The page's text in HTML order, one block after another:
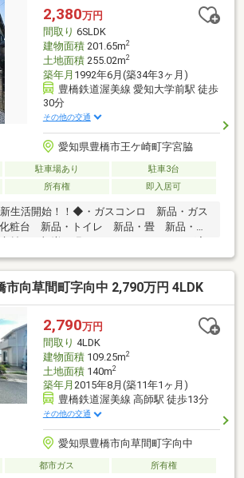
だけますよ。ぜひ一度、ご内見＆ご相談く
2,380万円
間取り 6SLDK
建物面積201.65m2
土地面積255.02m2
築年月 1992年6月(築34年3ヶ月)
豊橋鉄道渥美線 愛知大学前駅 徒歩
30分
その他の交通
愛知県豊橋市王ケ崎町字宮脇
駐車場あり
駐車3台
所有権 即入居可
生活開始！！◆・ガスコンロ 新品・ガス
粧台 新品・トイレ 新品・畳 新品・ク
材 一部増し張り・ハウスクリーニング実
歩約21分(約1660m)南陽中学校まで、徒歩
りは6SLDK。部屋数が豊富なので、二世帯
すめです。それぞれの個室もしっかり確
スペース、趣味部屋、収納としても活用で
イルに対応します。ご見学予約・ご相談な
わせください。
市向草間町字向中 2,790万円 4LDK
2,790万円
間取り 4LDK
建物面積109.25m2
土地面積140m2
築年月 2015年8月(築11年1ヶ月)
豊橋鉄道渥美線 高師駅 徒歩13分
その他の交通
愛知県豊橋市向草間町字向中
都市ガス 所有権